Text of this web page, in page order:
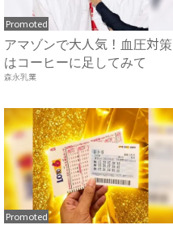
Promoted
アマゾンで大人気！血圧対策
はコーヒーに足してみて
森永乳業
Promoted